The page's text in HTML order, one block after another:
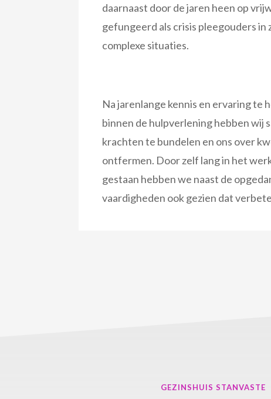
daarnaast door de jaren heen op
gefungeerd als crisis pleegouders in
complexe situaties.
Na jarenlange kennis en ervaring te
binnen de hulpverlening hebben wij
krachten te bundelen en ons over
ontfermen. Door zelf lang in het
gestaan hebben we naast de
vaardigheden ook gezien dat
GEZINSHUIS STANVASTE